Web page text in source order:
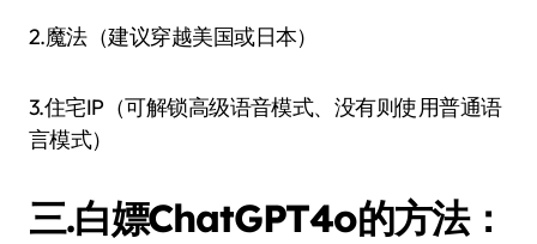
2.魔法（建议穿越美国或日本）
3.住宅IP（可解锁高级语音模式、没有则使用普通语
言模式）
三.白嫖ChatGPT4o的方法：